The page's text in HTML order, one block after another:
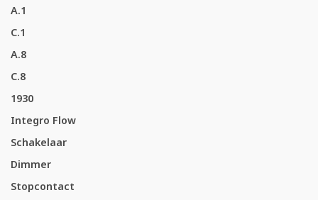
A.1
C.1
A.8
C.8
1930
Integro Flow
Schakelaar
Dimmer
Stopcontact